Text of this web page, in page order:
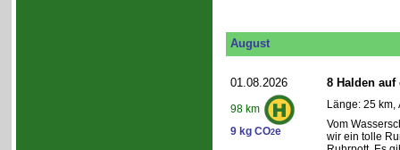
August
01.08.2026
98 km
9 kg CO2e
8 Halden
Länge: 25 km,
Vom
wir ein tolle